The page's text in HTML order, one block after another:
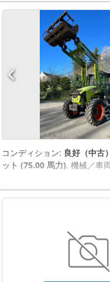
コンディション: 良好（中古）
ット (75.00 馬力), 機械／車